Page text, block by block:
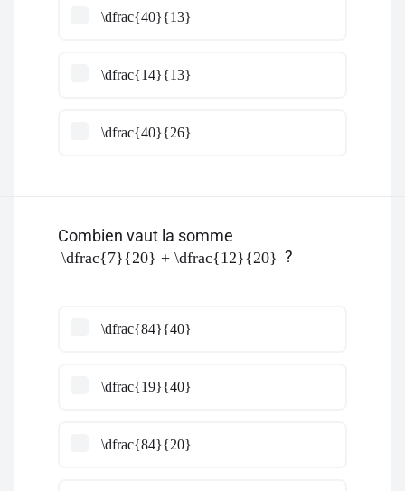
\dfrac{40}{13}
\dfrac{14}{13}
\dfrac{40}{26}
Combien vaut la somme
\dfrac{7}{20} + \dfrac{12}{20} ?
\dfrac{84}{40}
\dfrac{19}{40}
\dfrac{84}{20}